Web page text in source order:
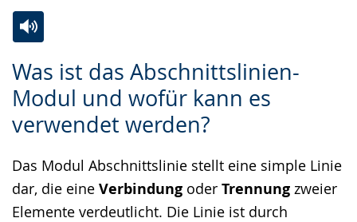
Was ist das Abschnittslinien-
Modul und wofür kann es
verwendet werden?
Das Modul Abschnittslinie stellt eine simple Linie
dar, die eine Verbindung oder Trennung zweier
Elemente verdeutlicht. Die Linie ist durch
Leichten
Sprache
wechseln.
Audio-
Unterstützung.
Video
in
Deutscher
wird
angezeigt.